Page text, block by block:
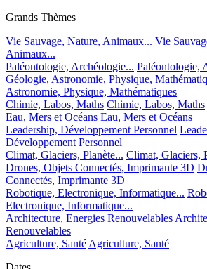
Grands Thèmes
Vie Sauvage, Nature, Animaux... Vie
Animaux...
Paléontologie, Archéologie... Paléontologie,
Géologie, Astronomie, Physique,
Astronomie, Physique, Mathématiques
Chimie, Labos, Maths Chimie, Labos, Maths
Eau, Mers et Océans Eau, Mers et Océans
Leadership, Développement Personnel
Développement Personnel
Climat, Glaciers, Planète... Climat, Glaciers,
Drones, Objets Connectés, Imprimante 3D
Connectés, Imprimante 3D
Robotique, Electronique, Informatique...
Electronique, Informatique...
Architecture, Energies Renouvelables
Renouvelables
Agriculture, Santé Agriculture, Santé